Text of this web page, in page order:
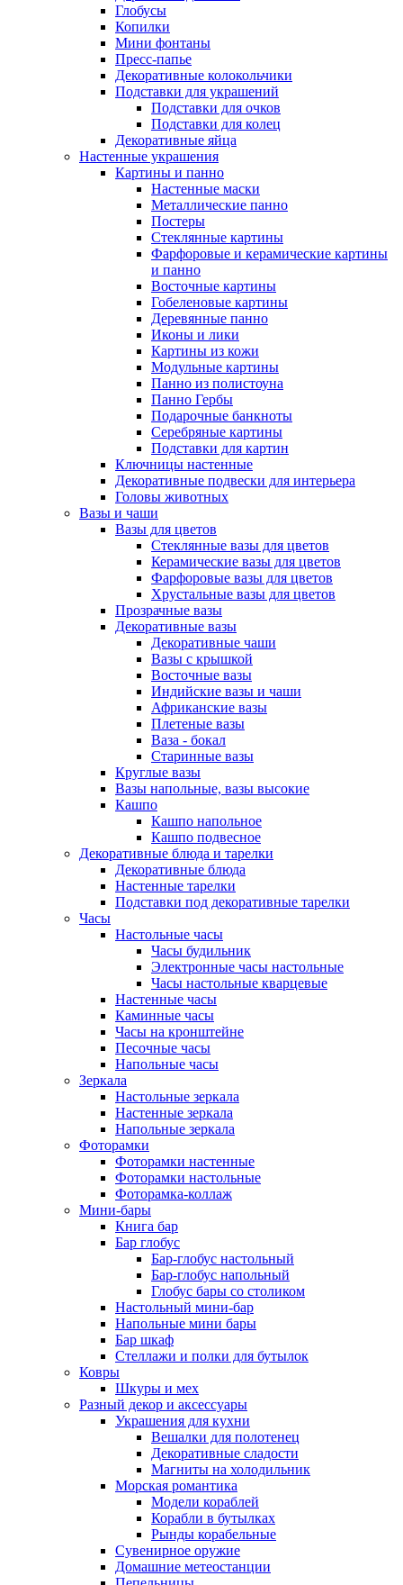
Глобусы
Копилки
Мини фонтаны
Пресс-папье
Декоративные колокольчики
Подставки для украшений
Подставки для очков
Подставки для колец
Декоративные яйца
Настенные украшения
Картины и панно
Настенные маски
Металлические панно
Постеры
Стеклянные картины
Фарфоровые и керамические картины
и панно
Восточные картины
Гобеленовые картины
Деревянные панно
Иконы и лики
Картины из кожи
Модульные картины
Панно из полистоуна
Панно Гербы
Подарочные банкноты
Серебряные картины
Подставки для картин
Ключницы настенные
Декоративные подвески для интерьера
Головы животных
Вазы и чаши
Вазы для цветов
Стеклянные вазы для цветов
Керамические вазы для цветов
Фарфоровые вазы для цветов
Хрустальные вазы для цветов
Прозрачные вазы
Декоративные вазы
Декоративные чаши
Вазы с крышкой
Восточные вазы
Индийские вазы и чаши
Африканские вазы
Плетеные вазы
Ваза - бокал
Старинные вазы
Круглые вазы
Вазы напольные, вазы высокие
Кашпо
Кашпо напольное
Кашпо подвесное
Декоративные блюда и тарелки
Декоративные блюда
Настенные тарелки
Подставки под декоративные тарелки
Часы
Настольные часы
Часы будильник
Электронные часы настольные
Часы настольные кварцевые
Настенные часы
Каминные часы
Часы на кронштейне
Песочные часы
Напольные часы
Зеркала
Настольные зеркала
Настенные зеркала
Напольные зеркала
Фоторамки
Фоторамки настенные
Фоторамки настольные
Фоторамка-коллаж
Мини-бары
Книга бар
Бар глобус
Бар-глобус настольный
Бар-глобус напольный
Глобус бары со столиком
Настольный мини-бар
Напольные мини бары
Бар шкаф
Стеллажи и полки для бутылок
Ковры
Шкуры и мех
Разный декор и аксессуары
Украшения для кухни
Вешалки для полотенец
Декоративные сладости
Магниты на холодильник
Морская романтика
Модели кораблей
Корабли в бутылках
Рынды корабельные
Сувенирное оружие
Домашние метеостанции